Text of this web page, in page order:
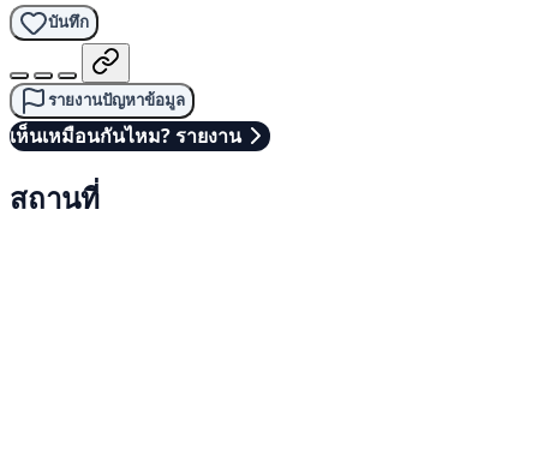
บันทึก
รายงานปัญหาข้อมูล
เห็นเหมือนกันไหม? รายงาน
สถานที่